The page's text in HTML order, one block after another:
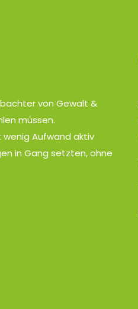
von Gewalt &
müssen.
Aufwand aktiv
in Gang setzten, ohne